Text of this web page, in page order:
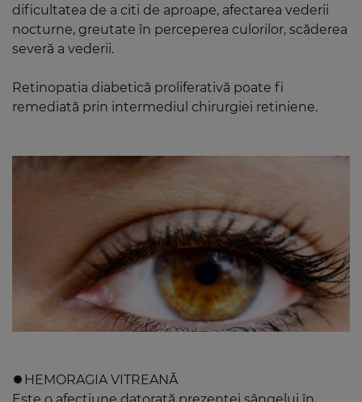
dificultatea de a citi de aproape, afectarea vederii
nocturne, greutate în perceperea culorilor, scăderea
severă a vederii.
Retinopatia diabetică proliferativă poate fi
remediată prin intermediul chirurgiei retiniene.
⏺️HEMORAGIA VITREANĂ